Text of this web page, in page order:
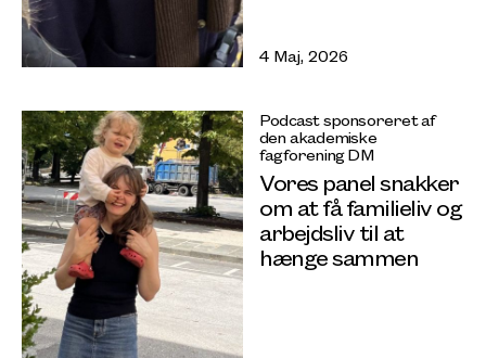
4 Maj, 2026
Podcast sponsoreret af
den akademiske
fagforening DM
Vores panel snakker
om at få familieliv og
arbejdsliv til at
hænge sammen